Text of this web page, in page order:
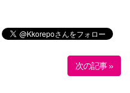
次の記事 »